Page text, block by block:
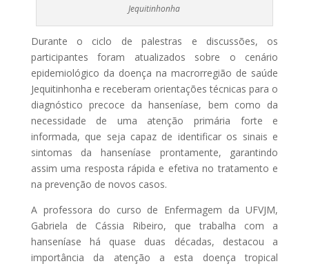
Jequitinhonha
Durante o ciclo de palestras e discussões, os
participantes foram atualizados sobre o cenário
epidemiológico da doença na macrorregião de saúde
Jequitinhonha e receberam orientações técnicas para o
diagnóstico precoce da hanseníase, bem como da
necessidade de uma atenção primária forte e
informada, que seja capaz de identificar os sinais e
sintomas da hanseníase prontamente, garantindo
assim uma resposta rápida e efetiva no tratamento e
na prevenção de novos casos.
A professora do curso de Enfermagem da UFVJM,
Gabriela de Cássia Ribeiro, que trabalha com a
hanseníase há quase duas décadas, destacou a
importância da atenção a esta doença tropical